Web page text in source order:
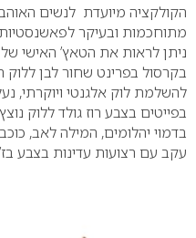
הקולקציה מיועדת לנשים
מתוחכמות ובעיקר
ניתן לראות את הטאץ’ האישי של
בקרסול בפרינט שחור לבן ללוק
להשלמת לוק אלגנטי ויוקרתי,
בפייטים בצבע רוז גולד ללוק
בדמוי יהלומים, המילה לאב,
עקב עם רצועות עדינות בצבע